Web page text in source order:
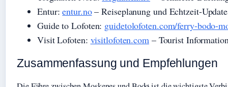
Entur:entur.no– Reiseplanung und Echtzeit-
Guide to Lofoten: guidetolofoten.com/ferry-bodo-
Visit Lofoten: visitlofoten.com – Tourist
Zusammenfassung und Empfehlungen